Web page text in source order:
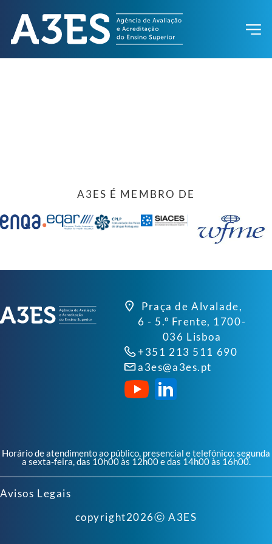
A3ES É MEMBRO DE
Praça de Alvalade,
6 - 5.º Frente, 1700-
036 Lisboa
+351 213 511 690
a3es@a3es.pt
Horário de atendimento ao público, presencial e telefónico: segunda
a sexta-feira, das 10h00 às 12h00 e das 14h00 às 16h00.
Avisos Legais
copyright2026ⓒ A3ES